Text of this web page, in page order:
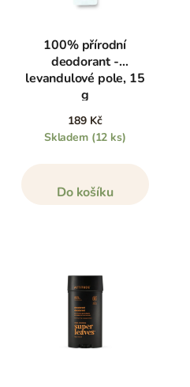
100% přírodní
deodorant -
levandulové pole, 15
g
189 Kč
Skladem (12 ks)
Do košíku